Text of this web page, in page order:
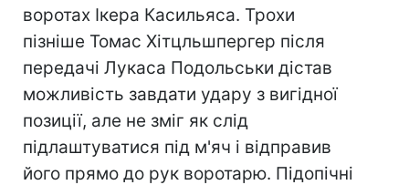
воротах Ікера Касильяса. Трохи
пізніше Томас Хітцльшпергер після
передачі Лукаса Подольськи дістав
можливість завдати удару з вигідної
позиції, але не зміг як слід
підлаштуватися під м'яч і відправив
його прямо до рук воротарю. Підопічні